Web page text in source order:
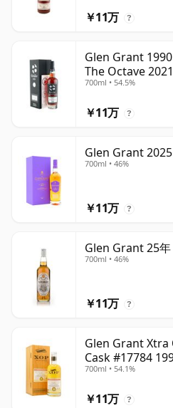
￥11万 ?
Glen Grant
The Octave
Cask 4427569
700ml • 54.5%
￥11万 ?
Glen Grant
700ml • 46%
￥11万 ?
Glen Grant 25年
700ml • 46%
￥11万 ?
Glen Grant
Cask #17784
700ml • 54.1%
￥11万 ?